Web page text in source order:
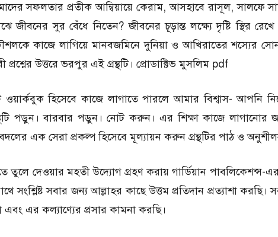
সফলতার প্রতীক আম্বিয়ায়ে কেরাম, আসহাবে রাসূল, সালফে
জীবনের সুর বেঁধে নিতেন? জীবনের চূড়ান্ত লক্ষ্যে দৃষ্টি স্থির
কাজে লাগিয়ে মানবজমিনে দুনিয়া ও আখিরাতের শস্যের
প্রশ্নের উত্তরে ভরপুর এই গ্রন্থটি। প্রোডাক্টিভ মুসলিম pdf
ওয়ার্কবুক হিসেবে কাজে লাগাতে পারলে আমার বিশ্বাস- আপনি
পড়ুন। বারবার পড়ুন। নোট করুন। এর শিক্ষা কাজে লাগানোর
এক সেরা প্রকল্প হিসেবে মূল্যায়ন করুন গ্রন্থটির পাঠ ও
তুলে দেওয়ার মহতী উদ্যোগ গ্রহণ করায় গার্ডিয়ান পাবলিকেশন্স-
সংশ্লিষ্ট সবার জন্য আল্লাহর কাছে উত্তম প্রতিদান প্রত্যাশা করছি।
এবং এর কল্যাণ্যের প্রসার কামনা করছি।